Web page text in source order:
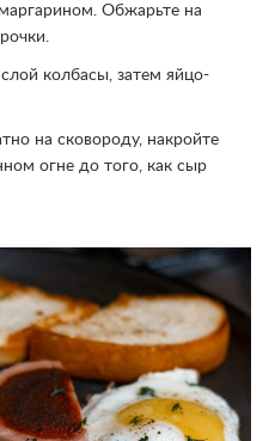
Обжарьте на
колбасы, затем яйцо-
на сковороду, накройте
огне до того, как сыр